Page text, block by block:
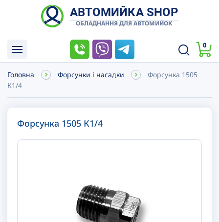
АВТОМИЙКА SHOP
ОБЛАДНАННЯ ДЛЯ АВТОМИЙОК
0
Головна Форсунки і насадки
Форсунка 1505
К1/4
Форсунка 1505 К1/4